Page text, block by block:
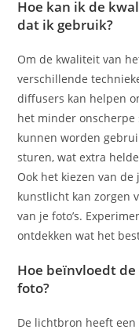
Hoe kan ik de
dat ik gebruik?
Om de kwaliteit van
verschillende
diffusers kan helpen
het minder onscherpe
kunnen worden
sturen, wat extra
Ook het kiezen van
kunstlicht kan zorgen
van je foto’s.
ontdekken wat het
Hoe beïnvloedt
foto?
De lichtbron heeft